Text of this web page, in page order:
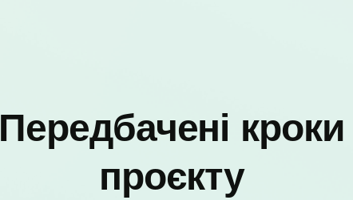
Передбачені кроки
проєкту